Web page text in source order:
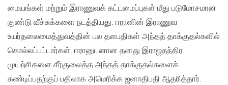
மையங்கள் மற்றும் இராணுவக் கட்டமைப்புகள் மீது படுமோசமான
குண்டு வீச்சுக்களை நடத்தியது. ஈரானின் இராணுவ
உயர்தலைமைத்துவத்தின் பல தளபதிகள் அந்தத் தாக்குதல்களில்
கொல்லப்பட்டார்கள். ஈரானுடனான தனது இராஜதந்திர
முயற்சிகளை சீர்குலைத்த அந்தத் தாக்குதல்களைக்
கண்டிப்பதற்குப் பதிலாக அமெரிக்க ஜனாதிபதி ஆதரித்தார்.